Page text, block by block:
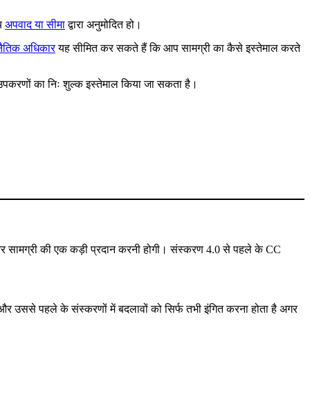
अपवाद या सीमाद्वारा अनुमोदित हो।
अधिकारयह सीमित कर सकते हैं कि आप सामग्री का कैसे इस्तेमाल करते
का निः शुल्क इस्तेमाल किया जा सकता है।
सामग्री की एक कड़ी प्रदान करनी होगी। संस्करण 4.0 से पहले के CC
उससे पहले के संस्करणों में बदलावों को सिर्फ तभी इंगित करना होता है अगर